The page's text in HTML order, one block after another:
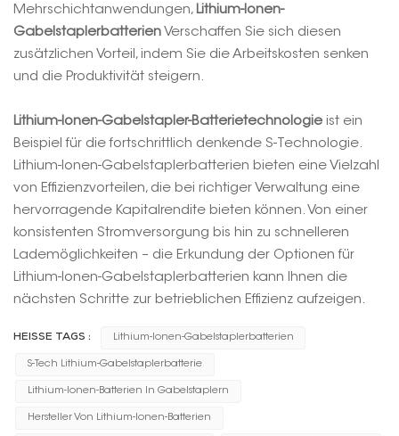
Mehrschichtanwendungen, Lithium-Ionen-
Gabelstaplerbatterien Verschaffen Sie sich diesen
zusätzlichen Vorteil, indem Sie die Arbeitskosten senken
und die Produktivität steigern.
Lithium-Ionen-Gabelstapler-Batterietechnologie ist ein
Beispiel für die fortschrittlich denkende S-Technologie.
Lithium-Ionen-Gabelstaplerbatterien bieten eine Vielzahl
von Effizienzvorteilen, die bei richtiger Verwaltung eine
hervorragende Kapitalrendite bieten können. Von einer
konsistenten Stromversorgung bis hin zu schnelleren
Lademöglichkeiten – die Erkundung der Optionen für
Lithium-Ionen-Gabelstaplerbatterien kann Ihnen die
nächsten Schritte zur betrieblichen Effizienz aufzeigen.
HEISSE TAGS : Lithium-Ionen-Gabelstaplerbatterien
S-Tech Lithium-Gabelstaplerbatterie
Lithium-Ionen-Batterien In Gabelstaplern
Hersteller Von Lithium-Ionen-Batterien